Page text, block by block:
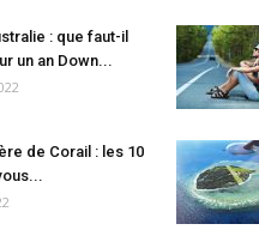
: que faut-il
un an Down...
de Corail : les 10